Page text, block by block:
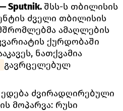
Sputnik. შსს-ს თბილისის
ძველი თბილისის
ამაღლების
ქურდობაში
ნათქვამია
გავრცელებულ
ძვირადღირებული
მოპარვა: რუსი